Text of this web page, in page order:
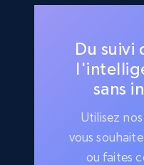
Du suivi
sans
Utilisez
vous
ou faites